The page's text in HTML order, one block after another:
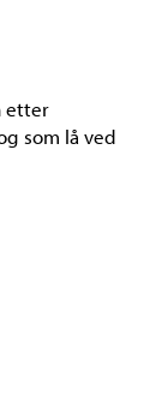
etter
som lå ved